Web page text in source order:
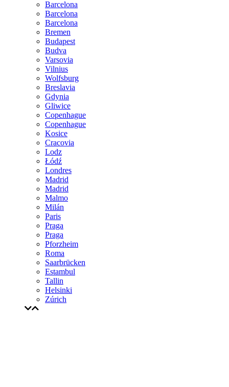
Barcelona
Barcelona
Barcelona
Bremen
Budapest
Budva
Varsovia
Vilnius
Wolfsburg
Breslavia
Gdynia
Gliwice
Copenhague
Copenhague
Kosice
Cracovia
Lodz
Łódź
Londres
Madrid
Madrid
Malmo
Milán
Paris
Praga
Praga
Pforzheim
Roma
Saarbrücken
Estambul
Tallin
Helsinki
Zúrich